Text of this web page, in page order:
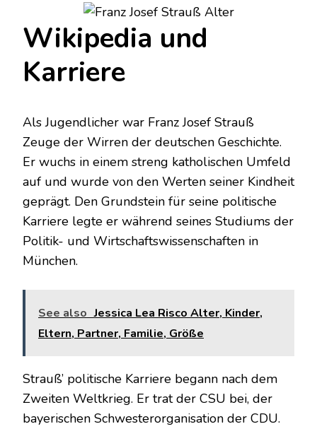
Wikipedia und
Karriere
Als Jugendlicher war Franz Josef Strauß
Zeuge der Wirren der deutschen Geschichte.
Er wuchs in einem streng katholischen Umfeld
auf und wurde von den Werten seiner Kindheit
geprägt. Den Grundstein für seine politische
Karriere legte er während seines Studiums der
Politik- und Wirtschaftswissenschaften in
München.
See also Jessica Lea Risco Alter, Kinder,
Eltern, Partner, Familie, Größe
Strauß’ politische Karriere begann nach dem
Zweiten Weltkrieg. Er trat der CSU bei, der
bayerischen Schwesterorganisation der CDU.